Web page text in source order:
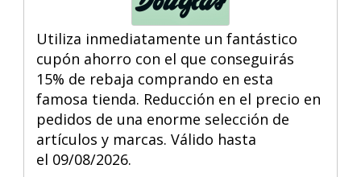
Utiliza inmediatamente un fantástico
cupón ahorro con el que conseguirás
15% de rebaja comprando en esta
famosa tienda. Reducción en el precio en
pedidos de una enorme selección de
artículos y marcas. Válido hasta
el 09/08/2026.